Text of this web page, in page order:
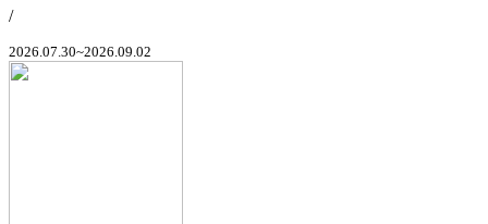
/
2026.07.30~2026.09.02